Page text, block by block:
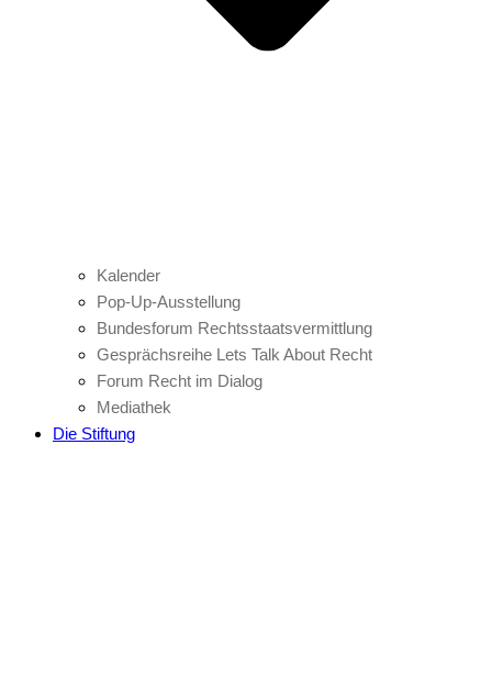
Kalender
Pop-Up-Ausstellung
Bundesforum Rechtsstaatsvermittlung
Gesprächsreihe Lets Talk About Recht
Forum Recht im Dialog
Mediathek
Die Stiftung